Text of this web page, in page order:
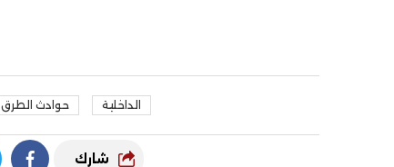
الداخلية حوادث الطرق
شارك